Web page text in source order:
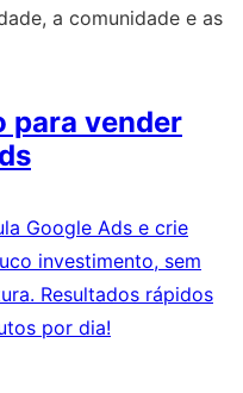
a comunidade e as
para vender
Google Ads e crie
investimento, sem
Resultados rápidos
por dia!